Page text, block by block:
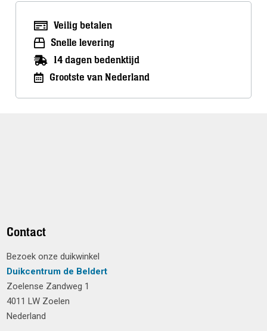
Veilig betalen
Snelle levering
14 dagen bedenktijd
Grootste van Nederland
Contact
Bezoek onze duikwinkel
Duikcentrum de Beldert
Zoelense Zandweg 1
4011 LW Zoelen
Nederland